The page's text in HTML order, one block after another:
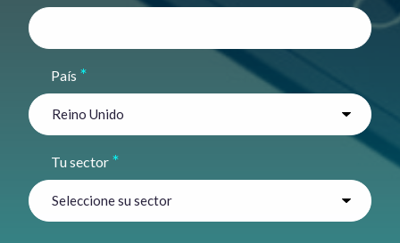
País *
Tu sector *